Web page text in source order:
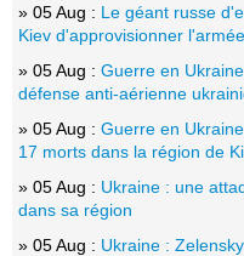
» 05 Aug : Le géant russe
Kiev d'approvisionner
» 05 Aug : Guerre en
défense anti-aérienne
» 05 Aug : Guerre en
17 morts dans la région de
» 05 Aug : Ukraine : une
dans sa région
» 05 Aug : Ukraine :